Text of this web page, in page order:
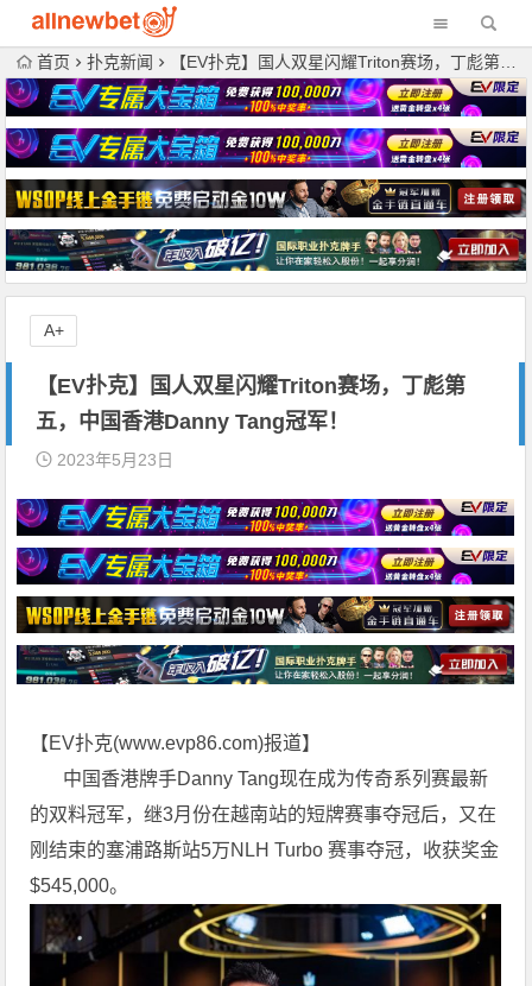
首页 扑克新闻 【EV扑克】国人双星闪耀Triton赛场，丁彪第五，中国香港Danny Tang冠军！
【EV扑克】国人双星闪耀Triton赛场，丁彪第
五，中国香港Danny Tang冠军！
2023年5月23日
【EV扑克(www.evp86.com)报道】
中国香港牌手Danny Tang现在成为传奇系列赛最新
的双料冠军，继3月份在越南站的短牌赛事夺冠后，又在
刚结束的塞浦路斯站5万NLH Turbo 赛事夺冠，收获奖金
$545,000。
A+